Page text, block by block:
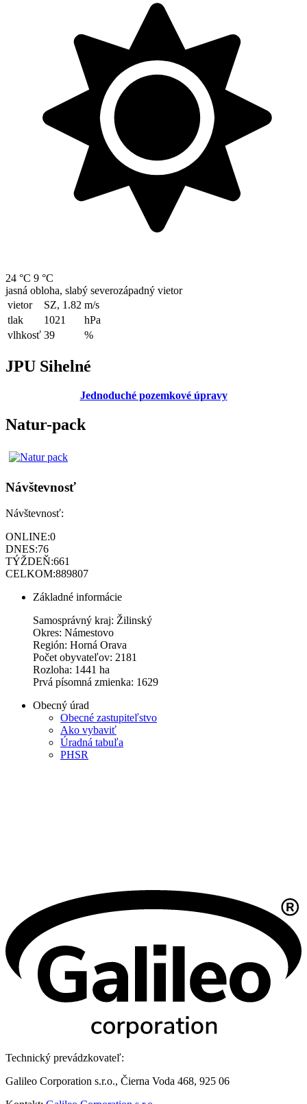
24 °C 9 °C
jasná obloha, slabý severozápadný vietor
vietor
SZ, 1.82 m/s
tlak
1021
hPa
vlhkosť 39 %
JPU Sihelné
Jednoduché pozemkové úpravy
Natur-pack
Návštevnosť
Návštevnosť:
ONLINE:0
DNES:76
TÝŽDEŇ:661
CELKOM:889807
Základné informácie
Samosprávný kraj: Žilinský
Okres: Námestovo
Región: Horná Orava
Počet obyvateľov: 2181
Rozloha: 1441 ha
Prvá písomná zmienka: 1629
Obecný úrad
Obecné zastupiteľstvo
Ako vybaviť
Úradná tabuľa
PHSR
Technický prevádzkovateľ:
Galileo Corporation s.r.o., Čierna Voda 468, 925 06